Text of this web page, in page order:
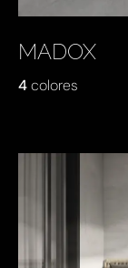
MADOX
4colores